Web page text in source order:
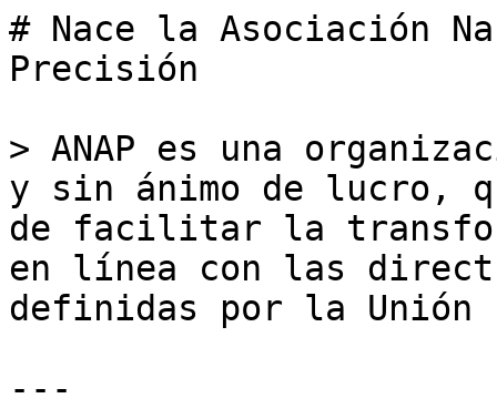
# Nace la Asociación
Precisión
> ANAP es una
y sin ánimo de lucro,
de facilitar la
en línea con las
definidas por la Unión
---